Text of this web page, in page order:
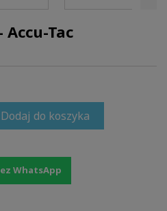
Accu-Tac
Dodaj do koszyka
WhatsApp